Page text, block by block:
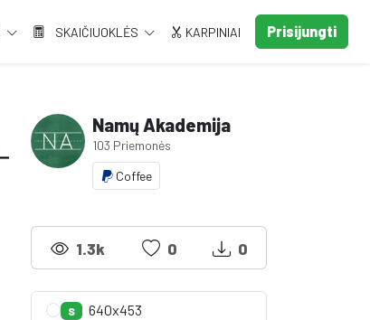
SKAIČIUOKLĖS KARPINIAI Prisijungti
Namų Akademija
103 Priemonės
Coffee
1.3k 0 0
S 640x453